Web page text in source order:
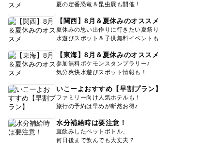
夏の定番恐竜＆昆虫展も開催！
【関西】8月＆夏休みのオススメ
夏休みの思い出作りに行きたい夏祭り
水遊びスポット＆子供無料イベントも
【東海】8月＆夏休みのオススメ
参加無料ポケモンスタンプラリー♪
気分爽快水遊びスポット情報も！
いこーよおすすめ【早割プラン】
ファミリー向け人気ホテルも！
旅行の予約は早めが断然お得♪
水分補給時は要注意！
直飲みしたペットボトル、
何日後まで飲んでも大丈夫？